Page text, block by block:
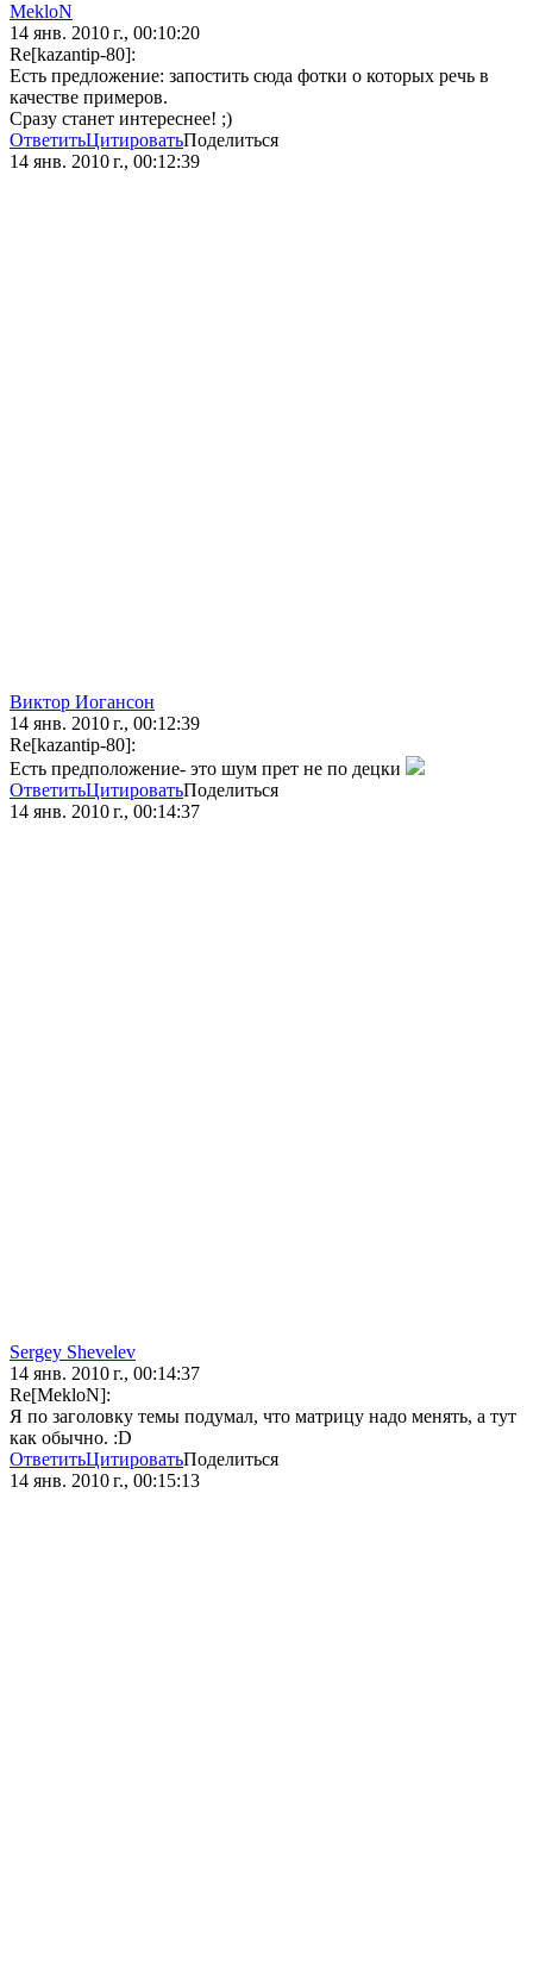
MekloN
14 янв. 2010 г., 00:10:20
Re[kazantip-80]:
Есть предложение: запостить сюда фотки о которых речь в
качестве примеров.
Сразу станет интереснее! ;)
ОтветитьЦитироватьПоделиться
14 янв. 2010 г., 00:12:39
Виктор Иогансон
14 янв. 2010 г., 00:12:39
Re[kazantip-80]:
Есть предположение- это шум прет не по децки
ОтветитьЦитироватьПоделиться
14 янв. 2010 г., 00:14:37
Sergey Shevelev
14 янв. 2010 г., 00:14:37
Re[MekloN]:
Я по заголовку темы подумал, что матрицу надо менять, а тут
как обычно. :D
ОтветитьЦитироватьПоделиться
14 янв. 2010 г., 00:15:13